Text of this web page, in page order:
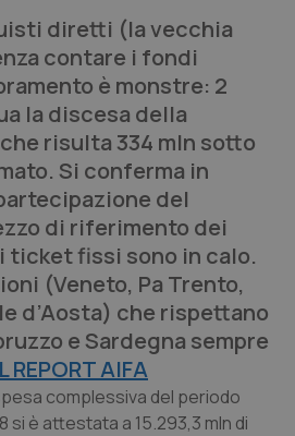
diretti (la vecchia
contare i fondi
è monstre: 2
la discesa della
risulta 334 mln sotto
Si conferma in
del
di riferimento dei
ticket fissi sono in calo.
(Veneto, Pa Trento,
d’Aosta) che rispettano
e Sardegna sempre
REPORT AIFA
complessiva del periodo
è attestata a 15.293,3 mln di